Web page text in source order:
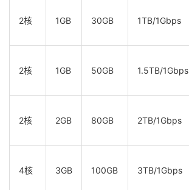
2核 1GB 30GB 1TB/1Gbps
2核 1GB 50GB 1.5TB/1Gbps
2核 2GB 80GB 2TB/1Gbps
4核 3GB 100GB 3TB/1Gbps